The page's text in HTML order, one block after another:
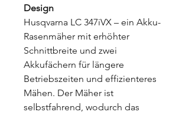
Design
Husqvarna LC 347iVX – ein Akku-
Rasenmäher mit erhöhter
Schnittbreite und zwei
Akkufächern für längere
Betriebszeiten und effizienteres
Mähen. Der Mäher ist
selbstfahrend, wodurch das